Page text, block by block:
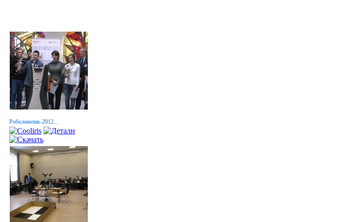
Роболимпик-2012...